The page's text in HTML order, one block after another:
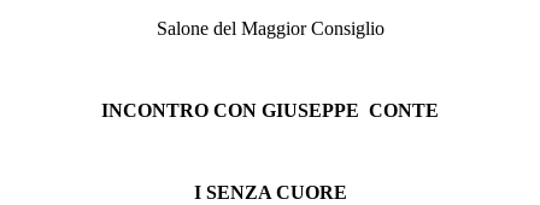
Salone del Maggior Consiglio
INCONTRO CON GIUSEPPE CONTE
I SENZA CUORE